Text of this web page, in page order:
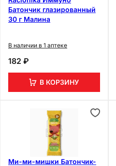
Батончик глазированный
30 г Малина
В наличии в 1 аптеке
182 ₽
В КОРЗИНУ
Ми-ми-мишки Батончик-